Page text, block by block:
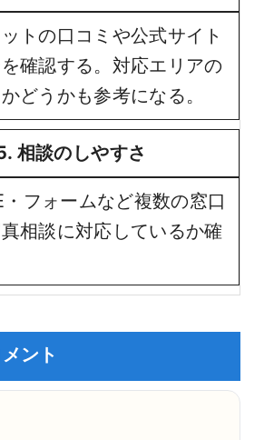
トの口コミや公式サイト
確認する。対応エリアの
どうかも参考になる。
相談のしやすさ
フォームなど複数の窓口
相談に対応しているか確
ント